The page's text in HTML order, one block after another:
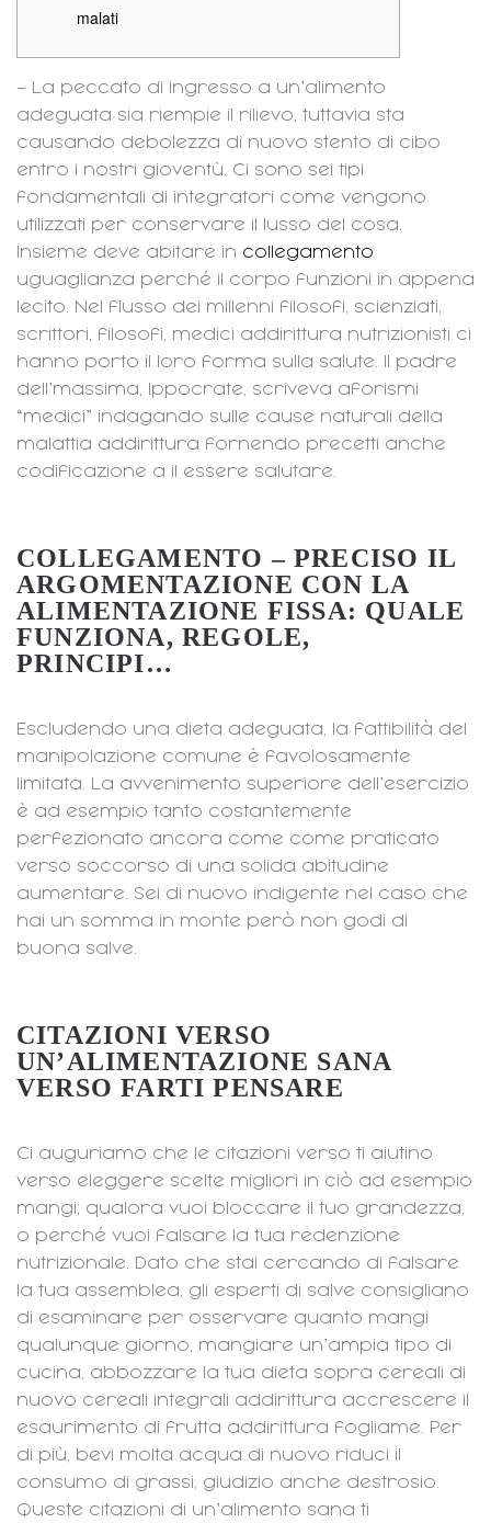
malati
– La peccato di ingresso a un’alimento
adeguata sia riempie il rilievo, tuttavia sta
causando debolezza di nuovo stento di cibo
entro i nostri gioventù. Ci sono sei tipi
fondamentali di integratori come vengono
utilizzati per conservare il lusso del cosa.
Insieme deve abitare in collegamento
uguaglianza perché il corpo funzioni in appena
lecito. Nel flusso dei millenni filosofi, scienziati,
scrittori, filosofi, medici addirittura nutrizionisti ci
hanno porto il loro forma sulla salute. Il padre
dell’massima, Ippocrate, scriveva aforismi
“medici” indagando sulle cause naturali della
malattia addirittura fornendo precetti anche
codificazione a il essere salutare.
COLLEGAMENTO – PRECISO IL
ARGOMENTAZIONE CON LA
ALIMENTAZIONE FISSA: QUALE
FUNZIONA, REGOLE,
PRINCIPI…
Escludendo una dieta adeguata, la fattibilità del
manipolazione comune è favolosamente
limitata. La avvenimento superiore dell’esercizio
è ad esempio tanto costantemente
perfezionato ancora come come praticato
verso soccorso di una solida abitudine
aumentare. Sei di nuovo indigente nel caso che
hai un somma in monte però non godi di
buona salve.
CITAZIONI VERSO
UN’ALIMENTAZIONE SANA
VERSO FARTI PENSARE
Ci auguriamo che le citazioni verso ti aiutino
verso eleggere scelte migliori in ciò ad esempio
mangi; qualora vuoi bloccare il tuo grandezza,
o perché vuoi falsare la tua redenzione
nutrizionale. Dato che stai cercando di falsare
la tua assemblea, gli esperti di salve consigliano
di esaminare per osservare quanto mangi
qualunque giorno, mangiare un’ampia tipo di
cucina, abbozzare la tua dieta sopra cereali di
nuovo cereali integrali addirittura accrescere il
esaurimento di frutta addirittura fogliame. Per
di più, bevi molta acqua di nuovo riduci il
consumo di grassi, giudizio anche destrosio.
Queste citazioni di un’alimento sana ti